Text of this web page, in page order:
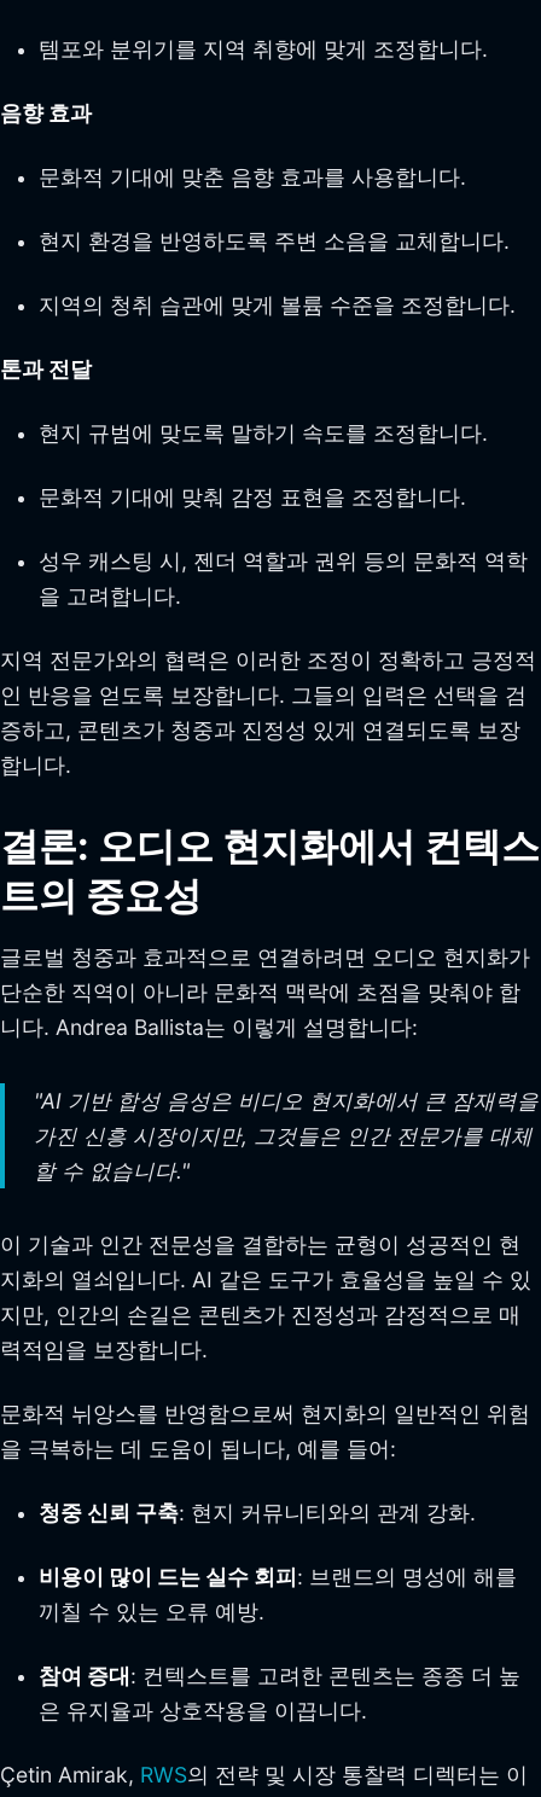
템포와 분위기를 지역 취향에 맞게 조정합니다.
음향 효과
문화적 기대에 맞춘 음향 효과를 사용합니다.
현지 환경을 반영하도록 주변 소음을 교체합니다.
지역의 청취 습관에 맞게 볼륨 수준을 조정합니다.
톤과 전달
현지 규범에 맞도록 말하기 속도를 조정합니다.
문화적 기대에 맞춰 감정 표현을 조정합니다.
성우 캐스팅 시, 젠더 역할과 권위 등의 문화적 역학
을 고려합니다.
지역 전문가와의 협력은 이러한 조정이 정확하고 긍정적
인 반응을 얻도록 보장합니다. 그들의 입력은 선택을 검
증하고, 콘텐츠가 청중과 진정성 있게 연결되도록 보장
합니다.
결론: 오디오 현지화에서 컨텍스
트의 중요성
글로벌 청중과 효과적으로 연결하려면 오디오 현지화가
단순한 직역이 아니라 문화적 맥락에 초점을 맞춰야 합
니다. Andrea Ballista는 이렇게 설명합니다:
"AI 기반 합성 음성은 비디오 현지화에서 큰 잠재력을
가진 신흥 시장이지만, 그것들은 인간 전문가를 대체
할 수 없습니다."
이 기술과 인간 전문성을 결합하는 균형이 성공적인 현
지화의 열쇠입니다. AI 같은 도구가 효율성을 높일 수 있
지만, 인간의 손길은 콘텐츠가 진정성과 감정적으로 매
력적임을 보장합니다.
문화적 뉘앙스를 반영함으로써 현지화의 일반적인 위험
을 극복하는 데 도움이 됩니다, 예를 들어:
청중 신뢰 구축: 현지 커뮤니티와의 관계 강화.
비용이 많이 드는 실수 회피 : 브랜드의 명성에 해를
끼칠 수 있는 오류 예방.
참여 증대 : 컨텍스트를 고려한 콘텐츠는 종종 더 높
은 유지율과 상호작용을 이끕니다.
Çetin Amirak, RWS의 전략 및 시장 통찰력 디렉터는 이